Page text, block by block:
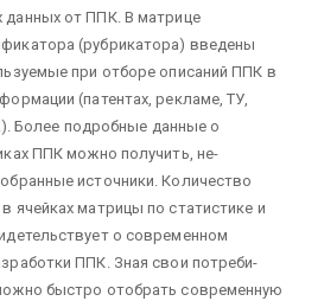
от ППК. В матрице
(рубрикатора) введены
при отборе описаний ППК в
(патентах, рекламе, ТУ,
Более подробные данные о
ППК можно получить, не­
источники. Количество
ячейках матрицы по статистике и
о современном
ППК. Зная свои потреби­
быстро отобрать современную